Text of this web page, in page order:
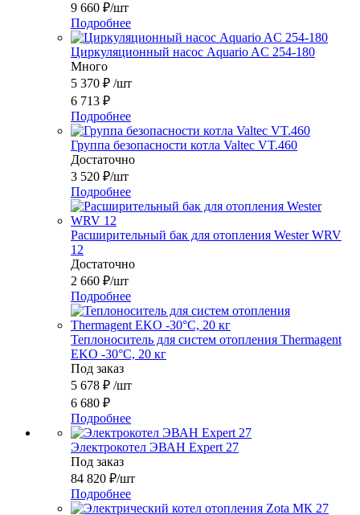
9 660 ₽/шт
Подробнее
Циркуляционный насос Aquario AC 254-180
Много
5 370 ₽ /шт
6 713 ₽
Подробнее
Группа безопасности котла Valtec VT.460
Достаточно
3 520 ₽/шт
Подробнее
Расширительный бак для отопления Wester WRV
12
Достаточно
2 660 ₽/шт
Подробнее
Теплоноситель для систем отопления Thermagent
EKO -30°C, 20 кг
Под заказ
5 678 ₽ /шт
6 680 ₽
Подробнее
Электрокотел ЭВАН Expert 27
Под заказ
84 820 ₽/шт
Подробнее